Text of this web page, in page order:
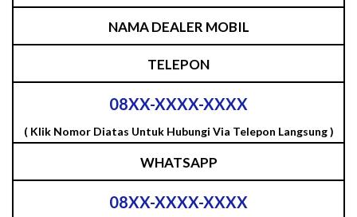
NAMA DEALER MOBIL
TELEPON
08XX-XXXX-XXXX
( Klik Nomor Diatas Untuk Hubungi Via Telepon Langsung )
WHATSAPP
08XX-XXXX-XXXX